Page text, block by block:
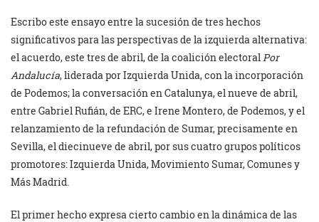
Escribo este ensayo entre la sucesión de tres hechos
significativos para las perspectivas de la izquierda alternativa:
el acuerdo, este tres de abril, de la coalición electoralPor
Andalucía, liderada por Izquierda Unida, con la incorporación
de Podemos; la conversación en Catalunya, el nueve de abril,
entre Gabriel Rufián, de ERC, e Irene Montero, de Podemos, y el
relanzamiento de la refundación de Sumar, precisamente en
Sevilla, el diecinueve de abril, por sus cuatro grupos políticos
promotores: Izquierda Unida, Movimiento Sumar, Comunes y
Más Madrid.
El primer hecho expresa cierto cambio en la dinámica de las